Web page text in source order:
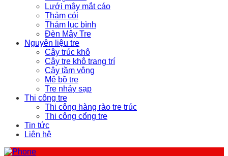
Lưới mây mắt cáo
Thảm cói
Thảm lục bình
Đèn Mây Tre
Nguyên liệu tre
Cây trúc khô
Cây tre khô trang trí
Cây tầm vông
Mê bồ tre
Tre nhảy sạp
Thi công tre
Thi công hàng rào tre trúc
Thi công cổng tre
Tin tức
Liên hệ